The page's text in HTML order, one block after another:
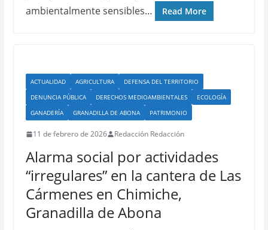
ambientalmente sensibles…
Read More
ACTUALIDAD AGRICULTURA
DEFENSA DEL TERRITORIO
DENUNCIA PÚBLICA
DERECHOS MEDIOAMBIENTALES
ECOLOGÍA
GANADERÍA
GRANADILLA DE ABONA PATRIMONIO
11 de febrero de 2026 Redacción Redacción
Alarma social por actividades
“irregulares” en la cantera de Las
Cármenes en Chimiche,
Granadilla de Abona